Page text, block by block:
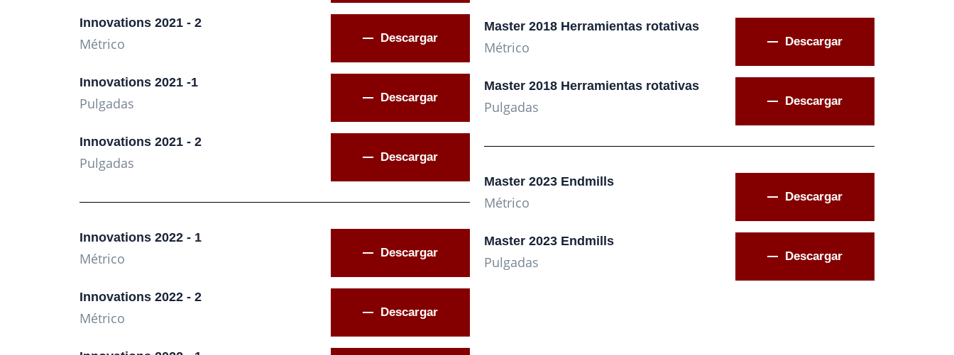
Innovations 2021 - 2
Métrico Descargar
Innovations 2021 -1
Pulgadas Descargar
Innovations 2021 - 2
Pulgadas Descargar
Innovations 2022 - 1
Métrico Descargar
Innovations 2022 - 2
Métrico Descargar
Master 2018 Herramientas rotativas
Métrico Descargar
Master 2018 Herramientas rotativas
Pulgadas Descargar
Master 2023 Endmills
Métrico Descargar
Master 2023 Endmills
Pulgadas Descargar